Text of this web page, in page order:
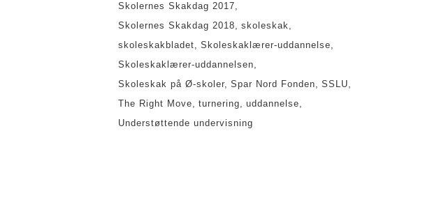
Skolernes Skakdag 2017
Skolernes Skakdag 2018
skoleskak
skoleskakbladet
Skoleskaklærer-uddannelse
Skoleskaklærer-uddannelsen
Skoleskak på Ø-skoler
Spar Nord Fonden
SSLU
The Right Move
turnering
uddannelse
Understøttende undervisning